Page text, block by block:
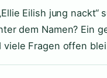
Eilish jung
dem Namen? Ein
viele Fragen offen